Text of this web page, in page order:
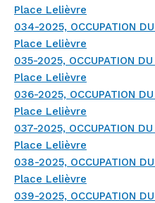
Place Lelièvre
034-2025, OCCUPATION
Place Lelièvre
035-2025, OCCUPATION
Place Lelièvre
036-2025, OCCUPATION
Place Lelièvre
037-2025, OCCUPATION
Place Lelièvre
038-2025, OCCUPATION
Place Lelièvre
039-2025, OCCUPATION